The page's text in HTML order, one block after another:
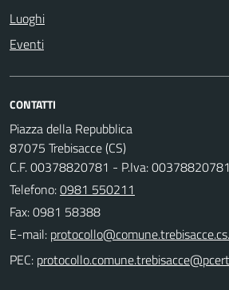
Luoghi
Eventi
CONTATTI
Piazza della Repubblica
87075 Trebisacce (CS)
C.F. 00378820781 - P.Iva: 00378820781
Telefono:0981 550211
Fax: 0981 58388
E-mail:
PEC: